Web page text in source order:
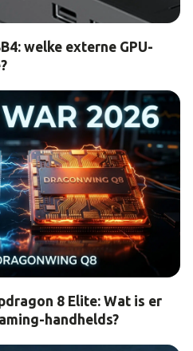
welke externe GPU-
8 Elite: Wat is er
handhelds?